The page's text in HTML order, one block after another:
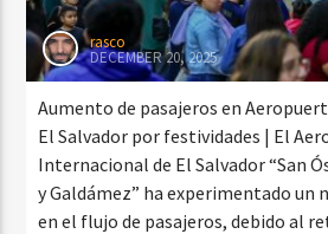
rasco
DECEMBER 20, 2025
Aumento de pasajeros en
El Salvador por festividades | El
Internacional de El Salvador “San
y Galdámez” ha experimentado
en el flujo de pasajeros, debido al